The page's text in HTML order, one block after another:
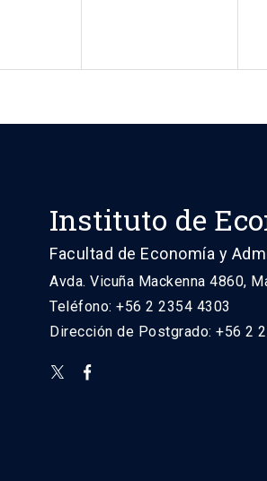
Instituto de
Facultad de Economía y
Avda. Vicuña Mackenna 4860,
Teléfono: +56 2 2354 4303
Dirección de Postgrado: +56 2